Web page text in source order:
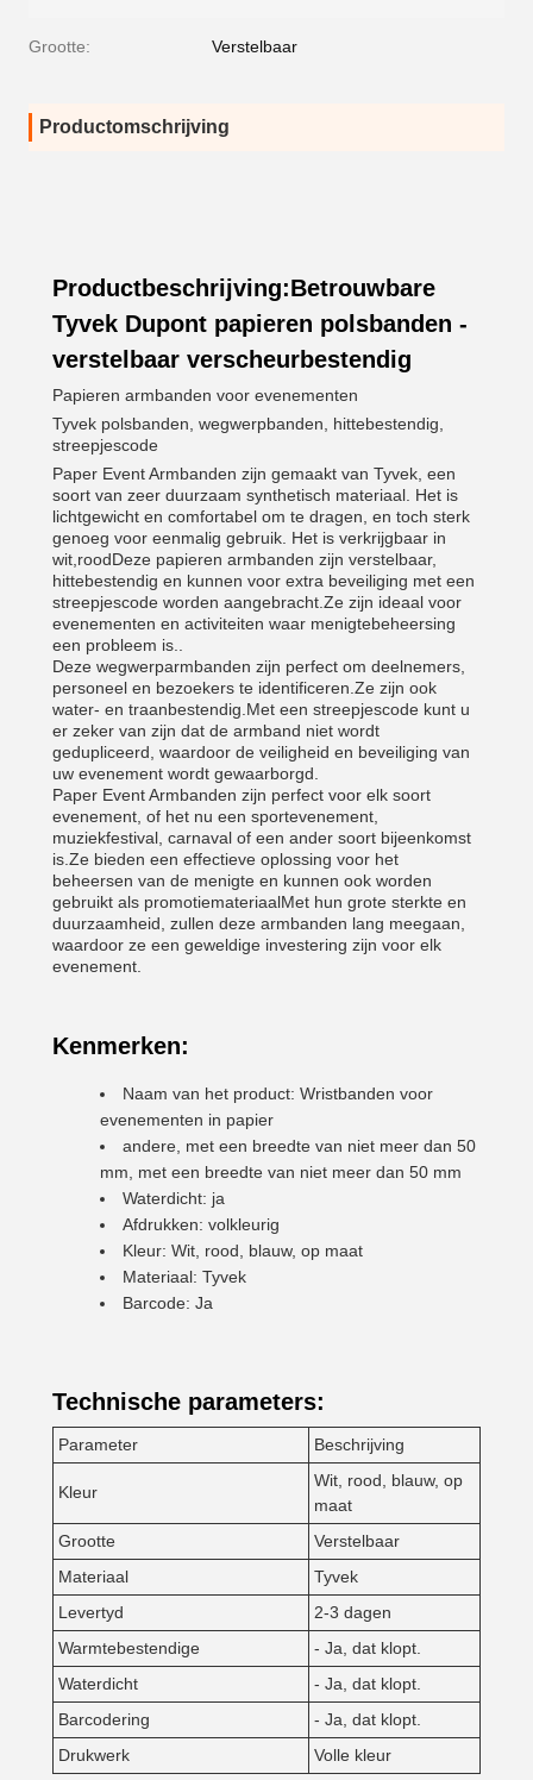
Grootte: Verstelbaar
Productomschrijving
Productbeschrijving:Betrouwbare
Tyvek Dupont papieren polsbanden -
verstelbaar verscheurbestendig
Papieren armbanden voor evenementen
Tyvek polsbanden, wegwerpbanden, hittebestendig,
streepjescode
Paper Event Armbanden zijn gemaakt van Tyvek, een
soort van zeer duurzaam synthetisch materiaal. Het is
lichtgewicht en comfortabel om te dragen, en toch sterk
genoeg voor eenmalig gebruik. Het is verkrijgbaar in
wit,roodDeze papieren armbanden zijn verstelbaar,
hittebestendig en kunnen voor extra beveiliging met een
streepjescode worden aangebracht.Ze zijn ideaal voor
evenementen en activiteiten waar menigtebeheersing
een probleem is..
Deze wegwerparmbanden zijn perfect om deelnemers,
personeel en bezoekers te identificeren.Ze zijn ook
water- en traanbestendig.Met een streepjescode kunt u
er zeker van zijn dat de armband niet wordt
gedupliceerd, waardoor de veiligheid en beveiliging van
uw evenement wordt gewaarborgd.
Paper Event Armbanden zijn perfect voor elk soort
evenement, of het nu een sportevenement,
muziekfestival, carnaval of een ander soort bijeenkomst
is.Ze bieden een effectieve oplossing voor het
beheersen van de menigte en kunnen ook worden
gebruikt als promotiemateriaalMet hun grote sterkte en
duurzaamheid, zullen deze armbanden lang meegaan,
waardoor ze een geweldige investering zijn voor elk
evenement.
Kenmerken:
Naam van het product: Wristbanden voor
evenementen in papier
andere, met een breedte van niet meer dan 50
mm, met een breedte van niet meer dan 50 mm
Waterdicht: ja
Afdrukken: volkleurig
Kleur: Wit, rood, blauw, op maat
Materiaal: Tyvek
Barcode: Ja
Technische parameters:
Parameter Beschrijving
Kleur
Wit, rood, blauw, op
maat
Grootte
Verstelbaar
Materiaal
Tyvek
Levertyd
2-3 dagen
Warmtebestendige
- Ja, dat klopt.
Waterdicht
- Ja, dat klopt.
Barcodering
- Ja, dat klopt.
Drukwerk
Volle kleur